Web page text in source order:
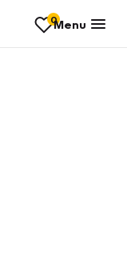
0Menu